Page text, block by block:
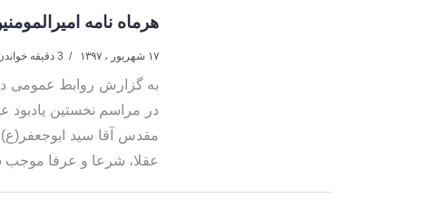
هرماه نامه
۱۷ شهریور ، ۱۳۹۷ 3 دقیقه خواندن
به گزارش روابط عمومی
در مراسم نخستین یادبود
مقدس آقا سید ابوجعفر(ع)
عقلا، شرعا و عرفا موجب